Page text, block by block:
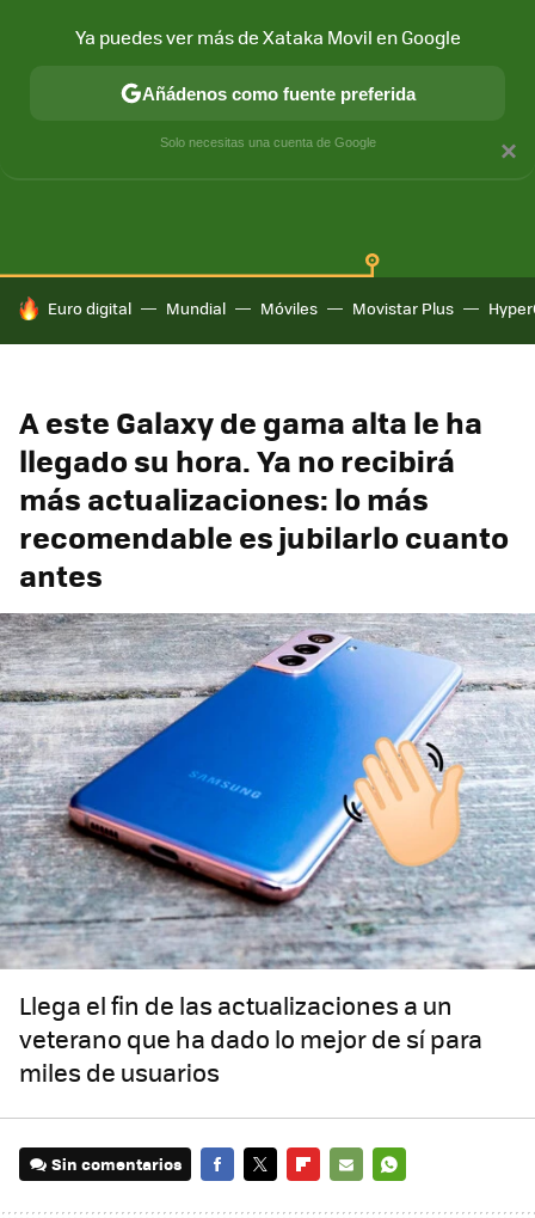
HOY SE HABLA DE
Euro digital Mundial Móviles Movistar Plus
A este Galaxy de gama alta le ha
llegado su hora. Ya no recibirá
más actualizaciones: lo más
recomendable es jubilarlo cuanto
antes
Llega el fin de las actualizaciones a un
veterano que ha dado lo mejor de sí para
miles de usuarios
Sin comentarios
×
Ya puedes ver más de Xataka Movil en Google
Añádenos como fuente preferida
Solo necesitas una cuenta de Google